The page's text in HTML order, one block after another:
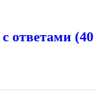
ответами (40